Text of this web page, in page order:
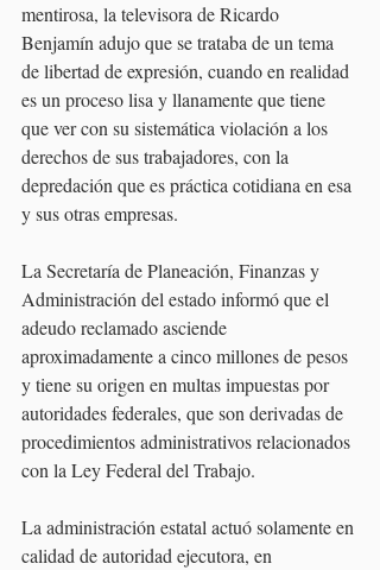
mentirosa, la televisora de Ricardo
Benjamín adujo que se trataba de un tema
de libertad de expresión, cuando en realidad
es un proceso lisa y llanamente que tiene
que ver con su sistemática violación a los
derechos de sus trabajadores, con la
depredación que es práctica cotidiana en esa
y sus otras empresas.
La Secretaría de Planeación, Finanzas y
Administración del estado informó que el
adeudo reclamado asciende
aproximadamente a cinco millones de pesos
y tiene su origen en multas impuestas por
autoridades federales, que son derivadas de
procedimientos administrativos relacionados
con la Ley Federal del Trabajo.
La administración estatal actuó solamente en
calidad de autoridad ejecutora, en